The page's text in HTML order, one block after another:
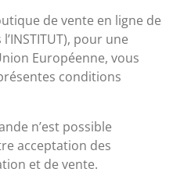
de vente en ligne de
pour une
Européenne, vous
conditions
n’est possible
acceptation des
et de vente.